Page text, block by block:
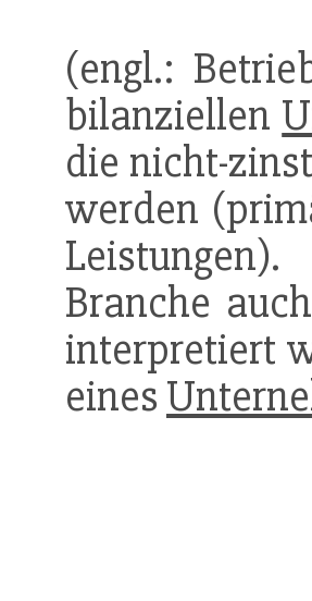
(engl.:
bilanziellen
die nicht-
werden
Branche
interpretiert
eines